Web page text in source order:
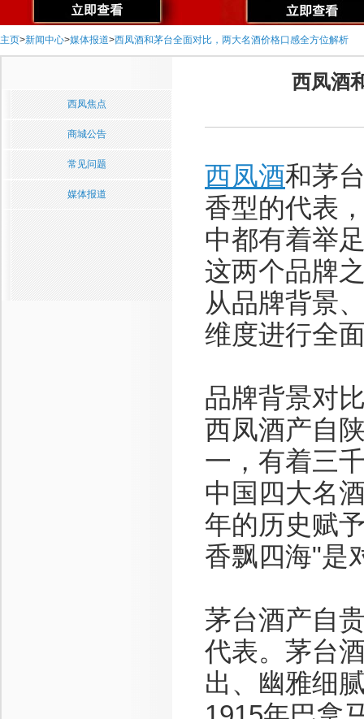
主页>新闻中心>媒体报道>西凤酒和茅台全面对比，两大名酒价格口感全方位解析
西凤焦点
商城公告
常见问题
媒体报道
西凤酒
西凤酒和茅
香型的代表
中都有着举
这两个品牌
从品牌背景
维度进行全
品牌背景对
西凤酒产自
一，有着三
中国四大名
年的历史赋
香飘四海"是
茅台酒产自
代表。茅台
出、幽雅细